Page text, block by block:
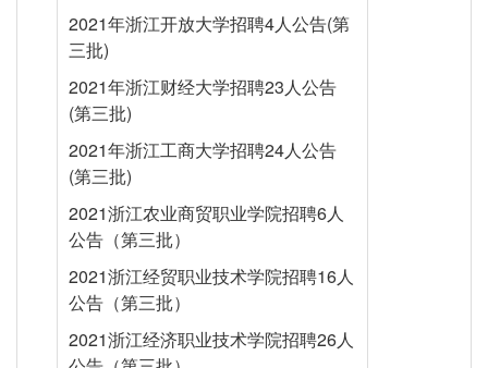
2021年浙江开放大学招聘4人公告(第
三批)
2021年浙江财经大学招聘23人公告
(第三批)
2021年浙江工商大学招聘24人公告
(第三批)
2021浙江农业商贸职业学院招聘6人
公告（第三批）
2021浙江经贸职业技术学院招聘16人
公告（第三批）
2021浙江经济职业技术学院招聘26人